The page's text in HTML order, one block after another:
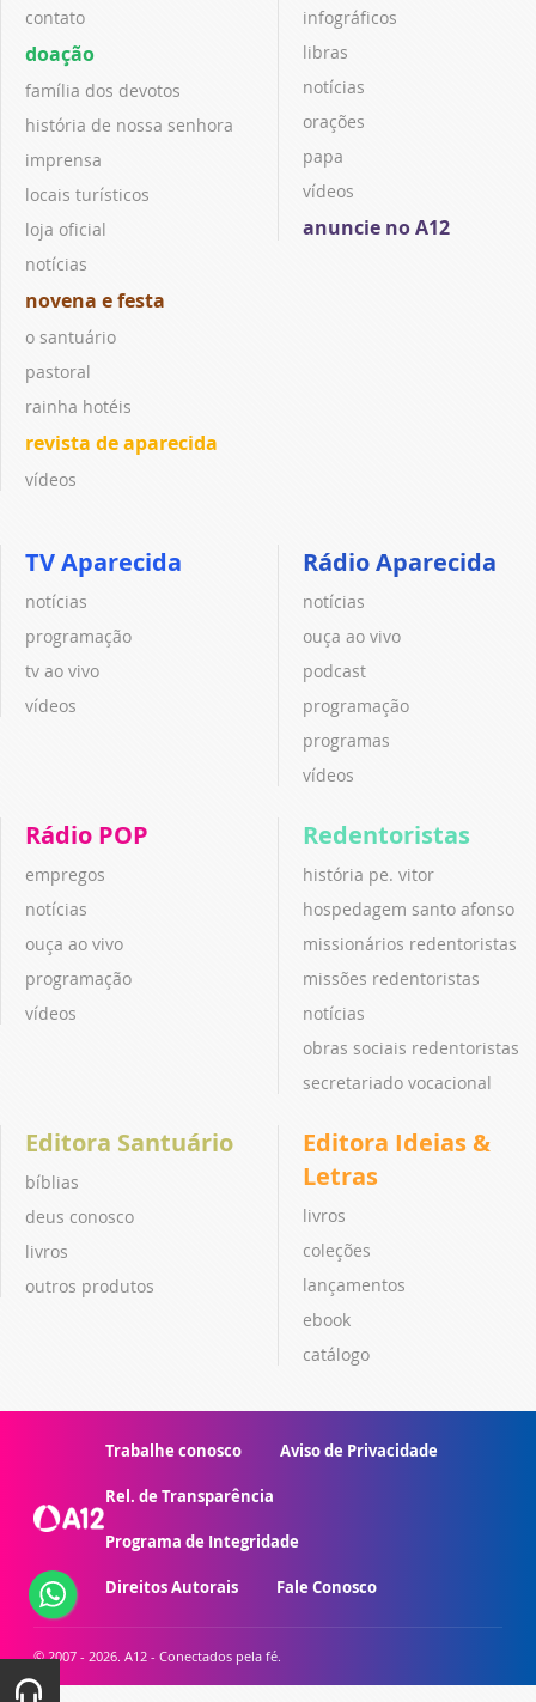
contato
doação
família dos devotos
história de nossa senhora
imprensa
locais turísticos
loja oficial
notícias
novena e festa
o santuário
pastoral
rainha hotéis
revista de aparecida
vídeos
infográficos
libras
notícias
orações
papa
vídeos
anuncie no A12
TV Aparecida
notícias
programação
tv ao vivo
vídeos
Rádio Aparecida
notícias
ouça ao vivo
podcast
programação
programas
vídeos
Rádio POP
empregos
notícias
ouça ao vivo
programação
vídeos
Redentoristas
história pe. vitor
hospedagem santo afonso
missionários redentoristas
missões redentoristas
notícias
obras sociais redentoristas
secretariado vocacional
Editora Santuário
bíblias
deus conosco
livros
outros produtos
Editora Ideias &
Letras
livros
coleções
lançamentos
ebook
catálogo
Trabalhe conosco Aviso de Privacidade
Rel. de Transparência
Programa de Integridade
Direitos Autorais Fale Conosco
© 2007 - 2026. A12 - Conectados pela fé.